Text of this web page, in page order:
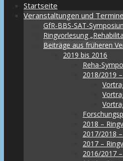
Startseite
Veranstaltungen und Termine
GfR-BBS-SAT-
Ringvorlesung
Beiträge aus früheren
2019 bis 2016
Reha-
2018/2019
2018 –
2017/2018
2017 –
2016/2017